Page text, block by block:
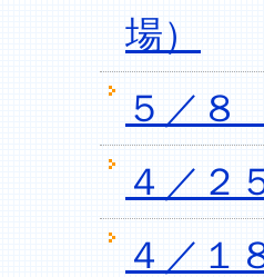
場）
５／８
４／２
４／１